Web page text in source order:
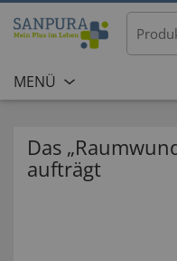
MENÜ
Das
aufträgt